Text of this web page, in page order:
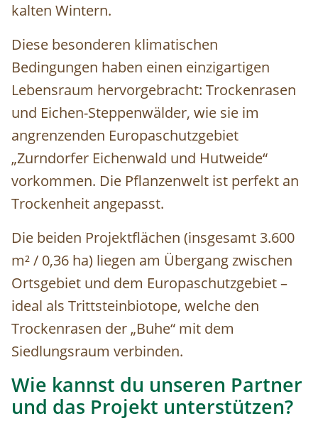
kalten Wintern.
Diese besonderen klimatischen
Bedingungen haben einen einzigartigen
Lebensraum hervorgebracht: Trockenrasen
und Eichen-Steppenwälder, wie sie im
angrenzenden Europaschutzgebiet
„Zurndorfer Eichenwald und Hutweide“
vorkommen. Die Pflanzenwelt ist perfekt an
Trockenheit angepasst.
Die beiden Projektflächen (insgesamt 3.600
m² / 0,36 ha) liegen am Übergang zwischen
Ortsgebiet und dem Europaschutzgebiet –
ideal als Trittsteinbiotope, welche den
Trockenrasen der „Buhe“ mit dem
Siedlungsraum verbinden.
Wie kannst du unseren Partner
und das Projekt unterstützen?